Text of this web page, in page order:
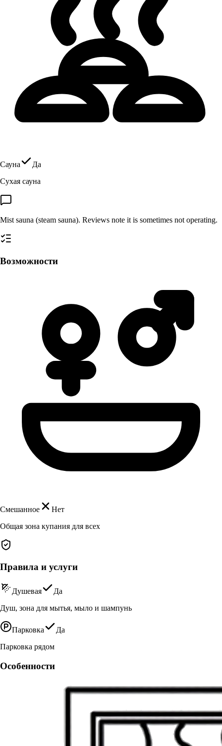
Сауна
Да
Сухая сауна
Mist sauna (steam sauna). Reviews note it is sometimes not operating.
Возможности
Смешанное
Нет
Общая зона купания для всех
Правила и услуги
Душевая
Да
Душ, зона для мытья, мыло и шампунь
Парковка
Да
Парковка рядом
Особенности